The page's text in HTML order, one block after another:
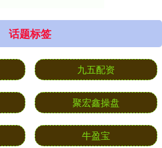
话题标签
九五配资
聚宏鑫操盘
牛盈宝